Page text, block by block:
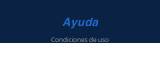
Ayuda
Condiciones de uso